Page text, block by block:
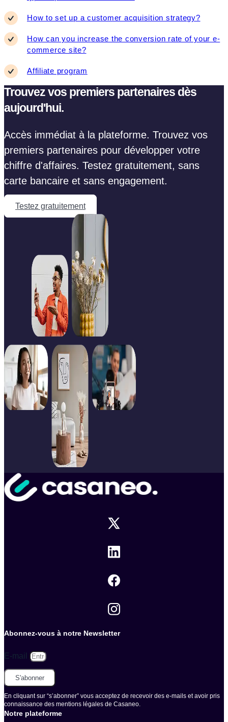
How to set up a customer acquisition strategy?
How can you increase the conversion rate of your e-
commerce site?
Affiliate program
Trouvez vos premiers partenaires dès
aujourd'hui.
Accès immédiat à la plateforme. Trouvez vos
premiers partenaires pour développer votre
chiffre d'affaires. Testez gratuitement, sans
carte bancaire et sans engagement.
Testez gratuitement
Abonnez-vous à notre Newsletter
E-mail
S'abonner
En cliquant sur “s’abonner” vous acceptez de recevoir des e-mails et avoir pris
connaissance des mentions légales de Casaneo.
Notre plateforme